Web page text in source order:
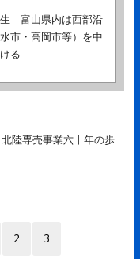
富山県内は西部沿
市・高岡市等）を中
る
陸専売事業六十年の歩
2 3